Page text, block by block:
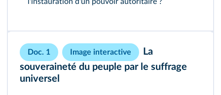
Doc. 1 Image interactive
La
souveraineté du peuple par le suffrage
universel